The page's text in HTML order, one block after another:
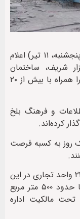
منابع محلی در بلخ امروز(پنجشنبه، ۱۱ تیر) اعلام
شریف، ساختمان
قدیمی و شناخته‌شده کتاب‌فروشی بیهقی را همراه با بیش از ۲۰
و فرهنگ بلخ
کرده‌اند.
روز به کسبه فرصت
یکی از مغازه‌داران گفته است که دست‌کم ۲۲ واحد تجاری در این
عملیات تخریب شده و زمین این مغازه‌ها حدود ۵۰۰ متر مربع
مالکیت اداره